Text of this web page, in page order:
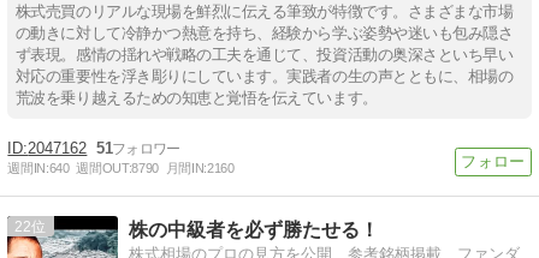
株式売買のリアルな現場を鮮烈に伝える筆致が特徴です。さまざまな市場
の動きに対して冷静かつ熱意を持ち、経験から学ぶ姿勢や迷いも包み隠さ
ず表現。感情の揺れや戦略の工夫を通じて、投資活動の奥深さといち早い
対応の重要性を浮き彫りにしています。実践者の生の声とともに、相場の
荒波を乗り越えるための知恵と覚悟を伝えています。
2047162 51
週間IN:640 週間OUT:8790 月間IN:2160
22 株の中級者を必ず勝たせる！
株式相場のプロの見方を公開 参考銘柄掲載 ファンダ